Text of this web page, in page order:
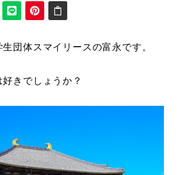
団体スマイリースの富永です。
きでしょうか？